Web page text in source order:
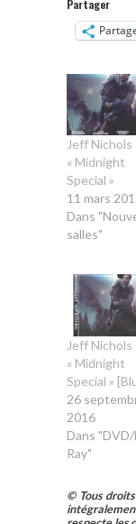
Partager
Jeff Nichols
« Midnight
Special »
11 mars
Dans
salles"
Jeff Nichols
« Midnight
Special »
26
2016
Dans
Ray"
© Tous